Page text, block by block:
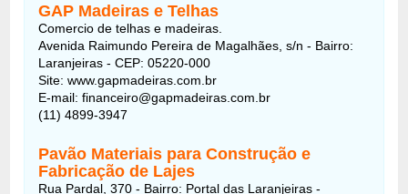
GAP Madeiras e Telhas
Comercio de telhas e madeiras.
Avenida Raimundo Pereira de Magalhães, s/n - Bairro:
Laranjeiras - CEP: 05220-000
Site: www.gapmadeiras.com.br
E-mail: financeiro@gapmadeiras.com.br
(11) 4899-3947
Pavão Materiais para Construção e
Fabricação de Lajes
Rua Pardal, 370 - Bairro: Portal das Laranjeiras -